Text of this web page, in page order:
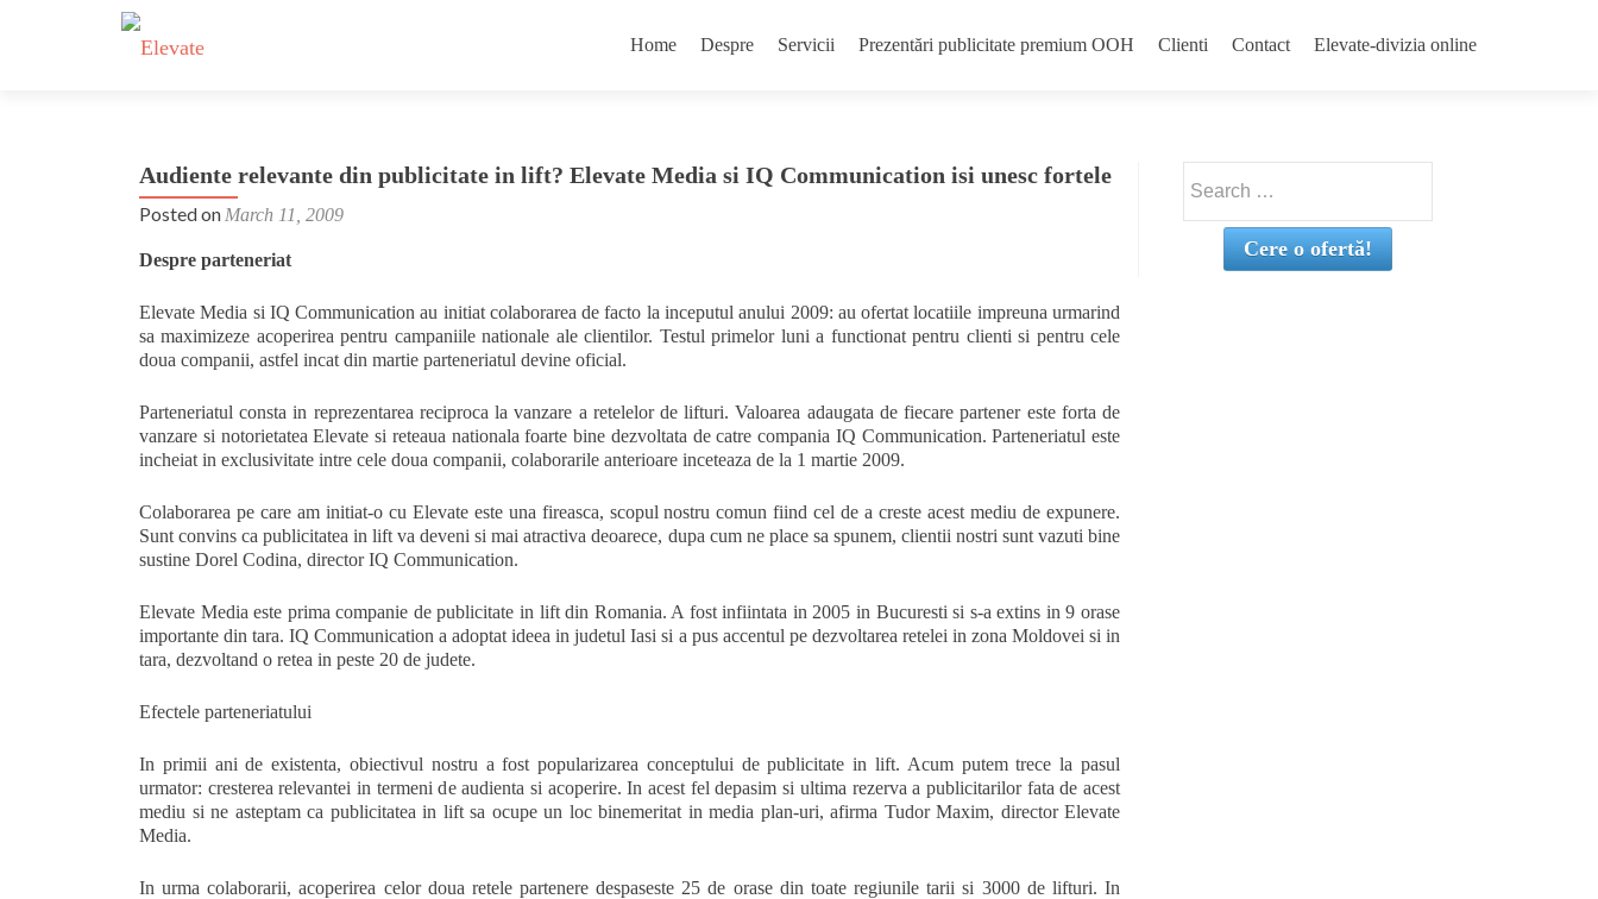
to
Home Despre Servicii Prezentări publicitate premium OOH Clienti Contact Elevate-divizia online
Audiente relevante din publicitate in lift? Elevate Media si IQ Communication isi unesc fortele
Posted on March 11, 2009
Despre parteneriat
Elevate Media si IQ Communication au initiat colaborarea de facto la inceputul anului 2009: au ofertat locatiile impreuna urmarind
sa maximizeze acoperirea pentru campaniile nationale ale clientilor. Testul primelor luni a functionat pentru clienti si pentru cele
doua companii, astfel incat din martie parteneriatul devine oficial.
Parteneriatul consta in reprezentarea reciproca la vanzare a retelelor de lifturi. Valoarea adaugata de fiecare partener este forta de
vanzare si notorietatea Elevate si reteaua nationala foarte bine dezvoltata de catre compania IQ Communication. Parteneriatul este
incheiat in exclusivitate intre cele doua companii, colaborarile anterioare inceteaza de la 1 martie 2009.
Colaborarea pe care am initiat-o cu Elevate este una fireasca, scopul nostru comun fiind cel de a creste acest mediu de expunere.
Sunt convins ca publicitatea in lift va deveni si mai atractiva deoarece, dupa cum ne place sa spunem, clientii nostri sunt vazuti bine
sustine Dorel Codina, director IQ Communication.
Elevate Media este prima companie de publicitate in lift din Romania. A fost infiintata in 2005 in Bucuresti si s-a extins in 9 orase
importante din tara. IQ Communication a adoptat ideea in judetul Iasi si a pus accentul pe dezvoltarea retelei in zona Moldovei si in
tara, dezvoltand o retea in peste 20 de judete.
Efectele parteneriatului
In primii ani de existenta, obiectivul nostru a fost popularizarea conceptului de publicitate in lift. Acum putem trece la pasul
urmator: cresterea relevantei in termeni de audienta si acoperire. In acest fel depasim si ultima rezerva a publicitarilor fata de acest
mediu si ne asteptam ca publicitatea in lift sa ocupe un loc binemeritat in media plan-uri, afirma Tudor Maxim, director Elevate
Media.
In urma colaborarii, acoperirea celor doua retele partenere despaseste 25 de orase din toate regiunile tarii si 3000 de lifturi. In
for:
Cere o ofertă!